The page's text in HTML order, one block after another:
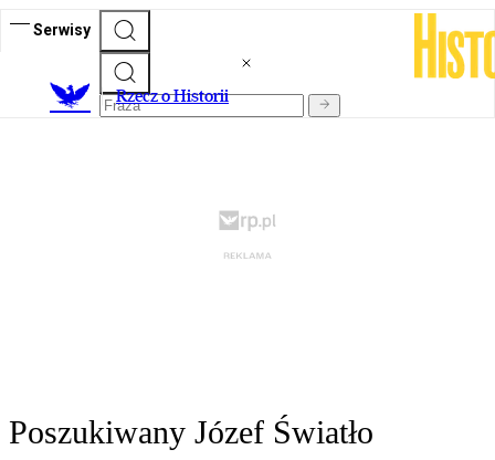
Serwisy
Rzecz o Historii
Poszukiwany Józef Światło